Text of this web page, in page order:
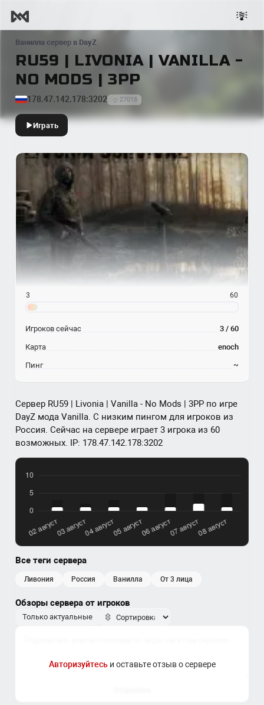
Ванилла сервер в DayZ
RU59 | LIVONIA | VANILLA -
NO MODS | 3PP
178.47.142.178:3202 27018
Играть
Сервер RU59 | Livonia | Vanilla - No Mods | 3PP по игре
DayZ мода Vanilla. С низким пингом для игроков из
Россия. Сейчас на сервере играет 3 игрока из 60
возможных. IP: 178.47.142.178:3202
Все теги сервера
ливония россия ванилла от 3 лица
Обзоры сервера от игроков
Только актуальные
Авторизуйтесьи оставьте отзыв о сервере
3 60
Игроков сейчас 3 / 60
Карта enoch
Пинг ~